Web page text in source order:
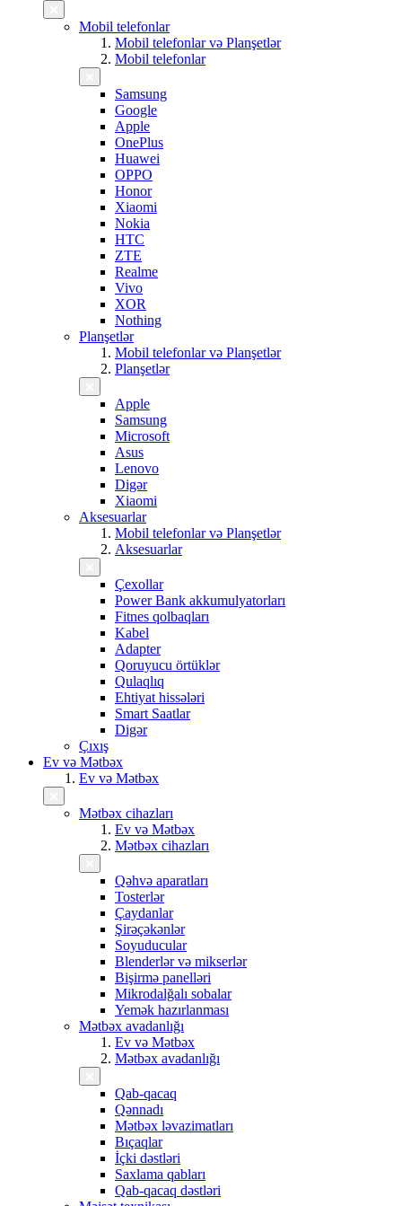
Mobil telefonlar
Mobil telefonlar və Planşetlər
Mobil telefonlar
Samsung
Google
Apple
OnePlus
Huawei
OPPO
Honor
Xiaomi
Nokia
HTC
ZTE
Realme
Vivo
XOR
Nothing
Planşetlər
Mobil telefonlar və Planşetlər
Planşetlər
Apple
Samsung
Microsoft
Asus
Lenovo
Digər
Xiaomi
Aksesuarlar
Mobil telefonlar və Planşetlər
Aksesuarlar
Çexollar
Power Bank akkumulyatorları
Fitnes qolbaqları
Kabel
Adapter
Qoruyucu örtüklər
Qulaqlıq
Ehtiyat hissələri
Smart Saatlar
Digər
Çıxış
Ev və Mətbəx
Ev və Mətbəx
Mətbəx cihazları
Ev və Mətbəx
Mətbəx cihazları
Qəhvə aparatları
Tosterlər
Çaydanlar
Şirəçəkənlər
Soyuducular
Blenderlər və mikserlər
Bişirmə panelləri
Mikrodalğalı sobalar
Yemək hazırlanması
Mətbəx avadanlığı
Ev və Mətbəx
Mətbəx avadanlığı
Qab-qacaq
Qənnadı
Mətbəx ləvazimatları
Bıçaqlar
İçki dəstləri
Saxlama qabları
Qab-qacaq dəstləri